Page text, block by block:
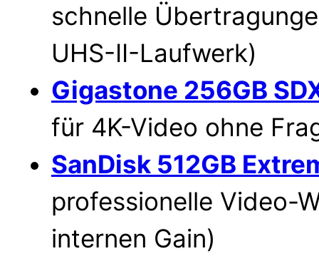
schnelle
UHS-II-Laufwerk)
Gigastone 256GB
für 4K-Video ohne
SanDisk 512GB
professionelle Video-
internen Gain)